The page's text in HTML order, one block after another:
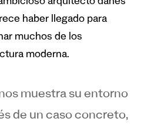
arquitecto danés
haber llegado para
muchos de los
moderna.
muestra su entorno
de un caso concreto,